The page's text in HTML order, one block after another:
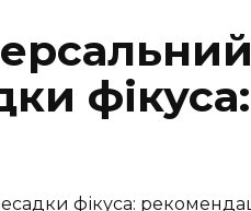
фікуса: